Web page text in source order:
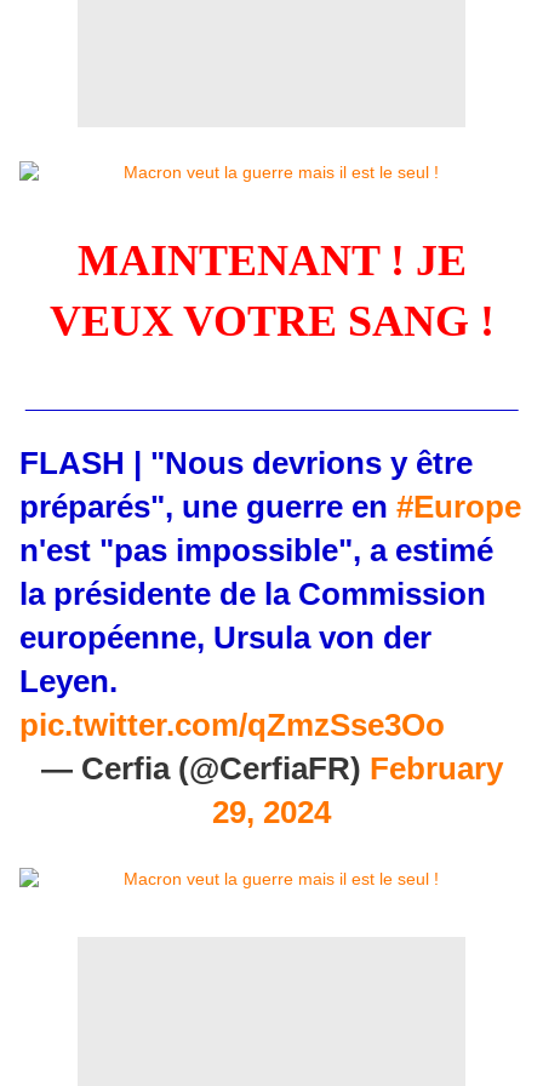
MAINTENANT ! JE
VEUX VOTRE SANG !
FLASH | "Nous devrions y être
préparés", une guerre en #Europe
n'est "pas impossible", a estimé
la présidente de la Commission
européenne, Ursula von der
Leyen.
pic.twitter.com/qZmzSse3Oo
— Cerfia (@CerfiaFR) February
29, 2024